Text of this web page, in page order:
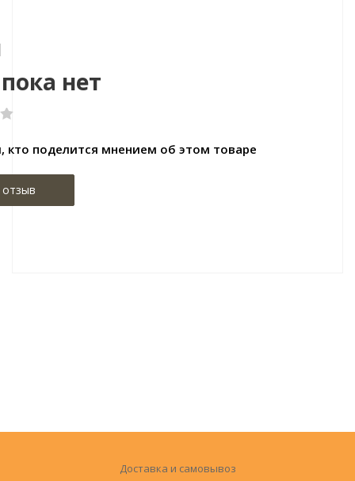
нет
кто поделится мнением об этом товаре
Доставка и самовывоз